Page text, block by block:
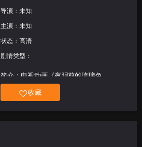
导演：未知
主演：未知
状态：高清
剧情类型：
简介：电视动画《夜明前的琉璃色
Crescent Love》改编日由由August创作的
十八禁恋爱冒险游戏《夜明前的琉璃色》，
是和原作不同的独立故事，也有新增人物。
收藏